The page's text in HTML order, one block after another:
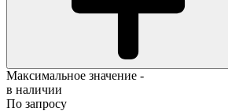
Максимальное значение -
в наличии
По запросу